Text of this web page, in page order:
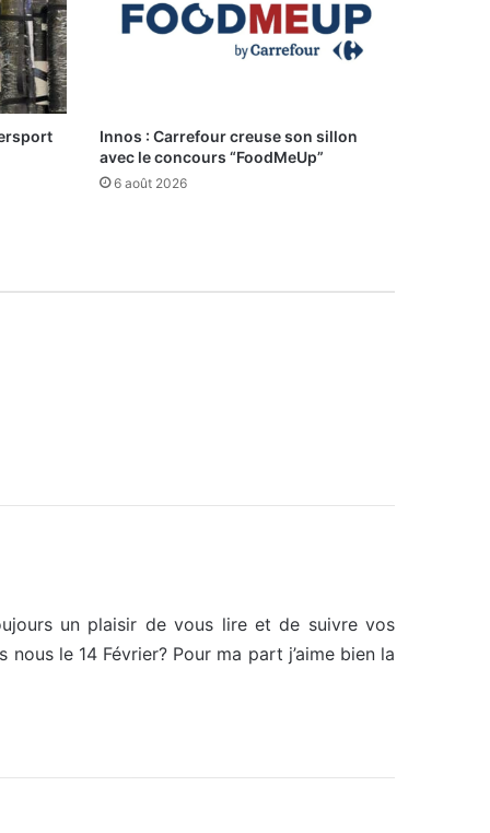
Innos : Carrefour creuse son sillon
avec le concours “FoodMeUp”
6 août 2026
un plaisir de vous lire et de suivre vos
le 14 Février? Pour ma part j’aime bien la